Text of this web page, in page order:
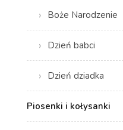
Boże Narodzenie
Dzień babci
Dzień dziadka
Piosenki i kołysanki